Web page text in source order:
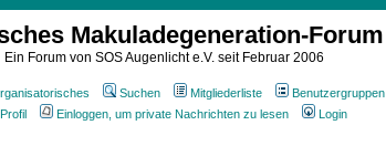
Makuladegeneration-Forum
Ein Forum von SOS Augenlicht e.V. seit Februar 2006
Suchen Mitgliederliste Benutzergruppen
Profil
Einloggen, um private Nachrichten zu lesen Login